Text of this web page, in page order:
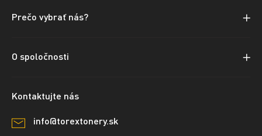
Prečo vybrať nás?
O spoločnosti
Kontaktujte nás
info@torextonery.sk